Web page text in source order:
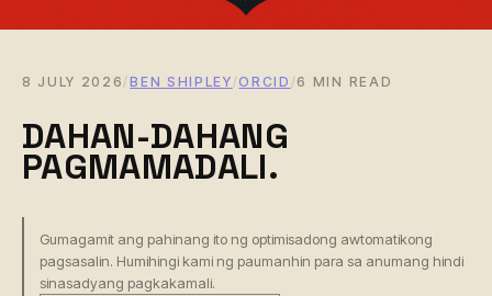
8 JULY 2026 /BEN SHIPLEY / ORCID / 6 MIN READ
DAHAN-DAHANG
PAGMAMADALI.
Gumagamit ang pahinang ito ng optimisadong awtomatikong
pagsasalin. Humihingi kami ng paumanhin para sa anumang hindi
sinasadyang pagkakamali.